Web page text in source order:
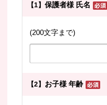
【1】 保護者様 氏名
(200文字まで)
【2】 お子様 年齢